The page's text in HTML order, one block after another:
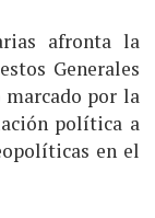
afronta la
Generales
marcado por la
política a
en el